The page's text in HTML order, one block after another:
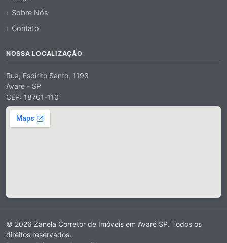
Sobre Nós
Contato
NOSSA LOCALIZAÇÃO
Rua, Espirito Santo, 1193
Avare - SP
CEP: 18701-110
© 2026 Zanela Corretor de Imóveis em Avaré SP. Todos os
direitos reservados.